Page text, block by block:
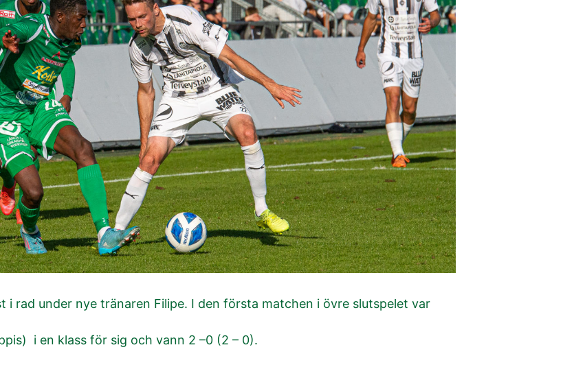
i rad under nye tränaren Filipe. I den första matchen i övre slutspelet var
i en klass för sig och vann 2 –0 (2 – 0).